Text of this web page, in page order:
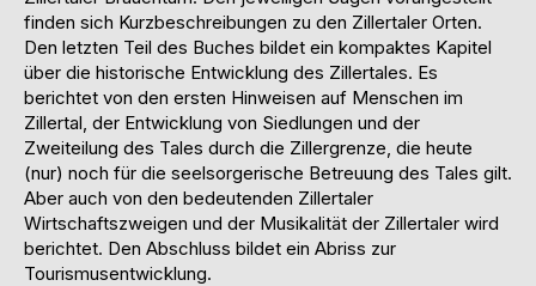
finden sich Kurzbeschreibungen zu den Zillertaler Orten.
Den letzten Teil des Buches bildet ein kompaktes Kapitel
über die historische Entwicklung des Zillertales. Es
berichtet von den ersten Hinweisen auf Menschen im
Zillertal, der Entwicklung von Siedlungen und der
Zweiteilung des Tales durch die Zillergrenze, die heute
(nur) noch für die seelsorgerische Betreuung des Tales gilt.
Aber auch von den bedeutenden Zillertaler
Wirtschaftszweigen und der Musikalität der Zillertaler wird
berichtet. Den Abschluss bildet ein Abriss zur
Tourismusentwicklung.